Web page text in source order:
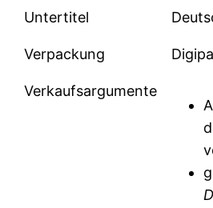
Untertitel
Verpackung
Verkaufsargumente